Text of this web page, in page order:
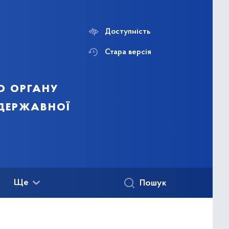
органу
Доступність
Стара версія
Ще Пошук